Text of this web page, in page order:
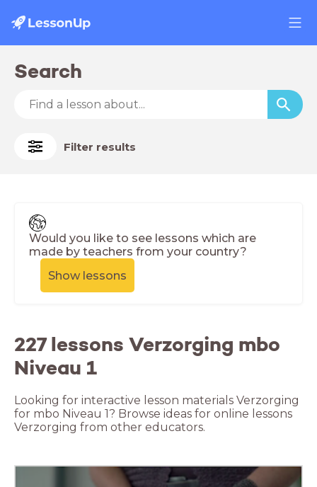
Search
Filter results
Would you like to see lessons which are
made by teachers from your country?
Show lessons
227 lessons Verzorging mbo
Niveau 1
Looking for interactive lesson materials Verzorging
for mbo Niveau 1? Browse ideas for online lessons
Verzorging from other educators.